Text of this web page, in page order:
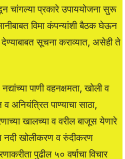
चांगल्या प्रकारे उपाययोजना सुरू
विमा कंपन्यांशी बैठक घेऊन
सूचना कराव्यात, असेही ते
पाणी वहनक्षमता, खोली व
अनियंत्रित पाण्याचा साठा,
खालच्या व वरील बाजूस येणारे
नदी खोलीकरण व रुंदीकरण
पुढील ५० वर्षाचा विचार